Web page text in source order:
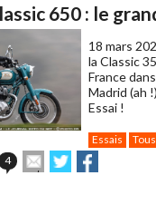
à
un
650 : le
18 mars
la Classic
France
Madrid (ah
Essai !
Essais
4
Envoyer
cet
Partager
sur sur